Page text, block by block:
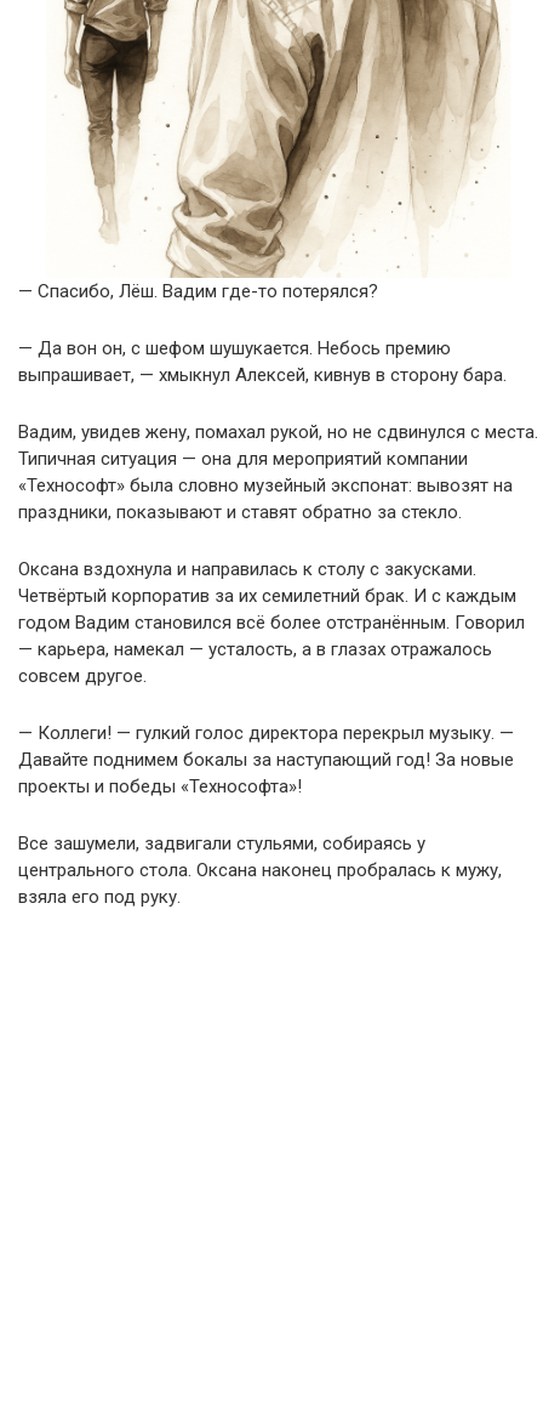
— Спасибо, Лёш. Вадим где-то потерялся?
— Да вон он, с шефом шушукается. Небось премию
выпрашивает, — хмыкнул Алексей, кивнув в сторону бара.
Вадим, увидев жену, помахал рукой, но не сдвинулся с места.
Типичная ситуация — она для мероприятий компании
«Технософт» была словно музейный экспонат: вывозят на
праздники, показывают и ставят обратно за стекло.
Оксана вздохнула и направилась к столу с закусками.
Четвёртый корпоратив за их семилетний брак. И с каждым
годом Вадим становился всё более отстранённым. Говорил
— карьера, намекал — усталость, а в глазах отражалось
совсем другое.
— Коллеги! — гулкий голос директора перекрыл музыку. —
Давайте поднимем бокалы за наступающий год! За новые
проекты и победы «Технософта»!
Все зашумели, задвигали стульями, собираясь у
центрального стола. Оксана наконец пробралась к мужу,
взяла его под руку.